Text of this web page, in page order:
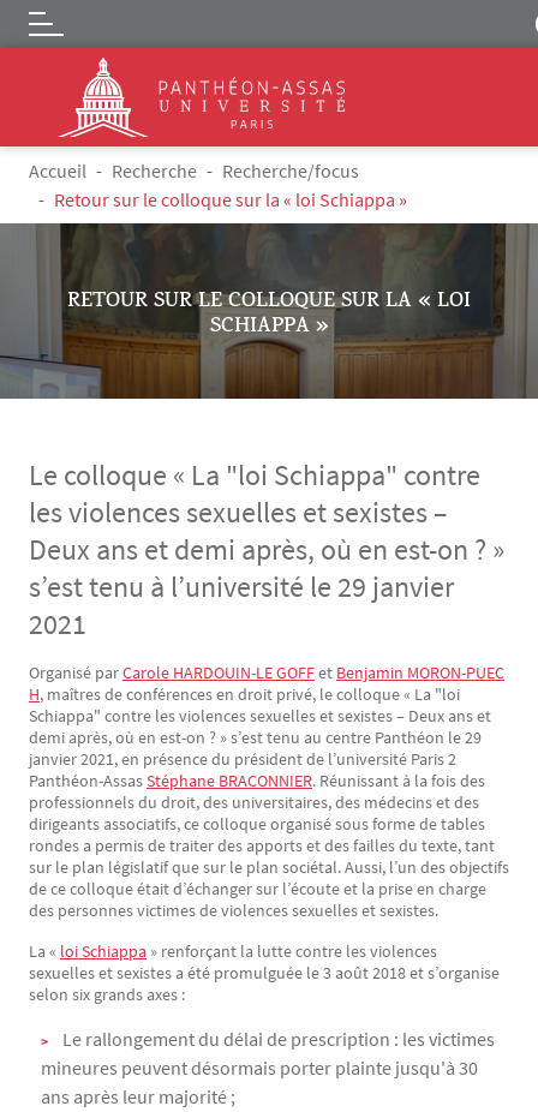
Aller au contenu principal
Logo
Fil d'Ariane
Accueil Recherche
Recherche/focus
Retour sur le colloque sur la « loi Schiappa »
RETOUR SUR LE COLLOQUE SUR LA « LOI
SCHIAPPA »
Le colloque « La "loi Schiappa" contre
les violences sexuelles et sexistes –
Deux ans et demi après, où en est-on ? »
s’est tenu à l’université le 29 janvier
2021
Texte
Organisé parCarole HARDOUIN-LE GOFFet Benjamin MORON-PUEC
H, maîtres de conférences en droit privé, le colloque « La "loi
Schiappa" contre les violences sexuelles et sexistes – Deux ans et
demi après, où en est-on ? » s’est tenu au centre Panthéon le 29
janvier 2021, en présence du président de l’université Paris 2
Panthéon-AssasStéphane BRACONNIER. Réunissant à la fois des
professionnels du droit, des universitaires, des médecins et des
dirigeants associatifs, ce colloque organisé sous forme de tables
rondes a permis de traiter des apports et des failles du texte, tant
sur le plan législatif que sur le plan sociétal. Aussi, l’un des objectifs
de ce colloque était d’échanger sur l’écoute et la prise en charge
des personnes victimes de violences sexuelles et sexistes.
La « loi Schiappa » renforçant la lutte contre les violences
sexuelles et sexistes a été promulguée le 3 août 2018 et s’organise
selon six grands axes :
Le rallongement du délai de prescription : les victimes
mineures peuvent désormais porter plainte jusqu'à 30
ans après leur majorité ;